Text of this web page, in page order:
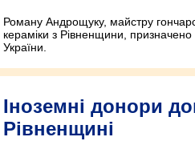
Роману Андрощуку, майстру
кераміки з Рівненщини,
України.
Іноземні донори
Рівненщині